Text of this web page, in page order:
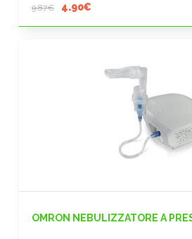
9.87€
Il
4.90€
OMRON NEBULIZZATORE A